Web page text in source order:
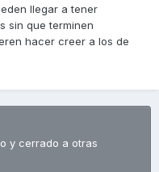
llegar a tener
sin que terminen
hacer creer a los de
y cerrado a otras